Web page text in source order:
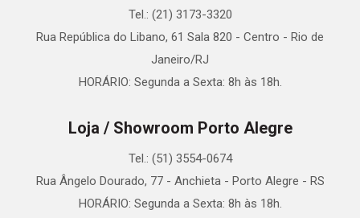
Tel.: (21) 3173-3320
Rua República do Libano, 61 Sala 820 - Centro - Rio de
Janeiro/RJ
HORÁRIO: Segunda a Sexta: 8h às 18h.
Loja / Showroom Porto Alegre
Tel.: (51) 3554-0674
Rua Ângelo Dourado, 77 - Anchieta - Porto Alegre - RS
HORÁRIO: Segunda a Sexta: 8h às 18h.